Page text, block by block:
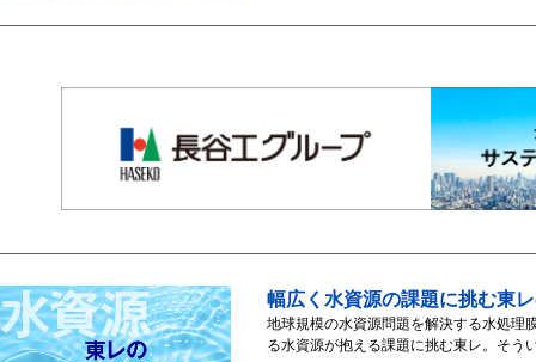
幅広く水資源の課題に挑む東
地球規模の水資源問題を解決する水処理
る水資源が抱える課題に挑む東レ。そ